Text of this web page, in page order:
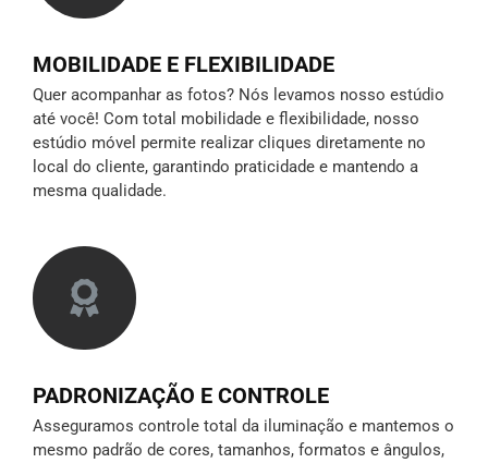
MOBILIDADE E FLEXIBILIDADE
Quer acompanhar as fotos? Nós levamos nosso estúdio
até você! Com total mobilidade e flexibilidade, nosso
estúdio móvel permite realizar cliques diretamente no
local do cliente, garantindo praticidade e mantendo a
mesma qualidade.
PADRONIZAÇÃO E CONTROLE
Asseguramos controle total da iluminação e mantemos o
mesmo padrão de cores, tamanhos, formatos e ângulos,